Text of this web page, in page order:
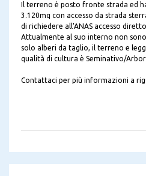
Il terreno è posto fronte strada ed
3.120mq con accesso da strada
di richiedere all'ANAS accesso
Attualmente al suo interno non
solo alberi da taglio, il terreno e
qualità di cultura è Seminativo/
Contattaci per più informazioni a